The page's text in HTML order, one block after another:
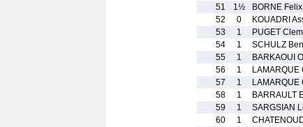
51
1½ BORNE Felix
52
0 KOUADRI
53
1 PUGET
54
1 SCHULZ
55
1 BARKAOUI
56
1 LAMARQUE
57
1 LAMARQUE
58
1 BARRAULT
59
1 SARGSIAN
60
1